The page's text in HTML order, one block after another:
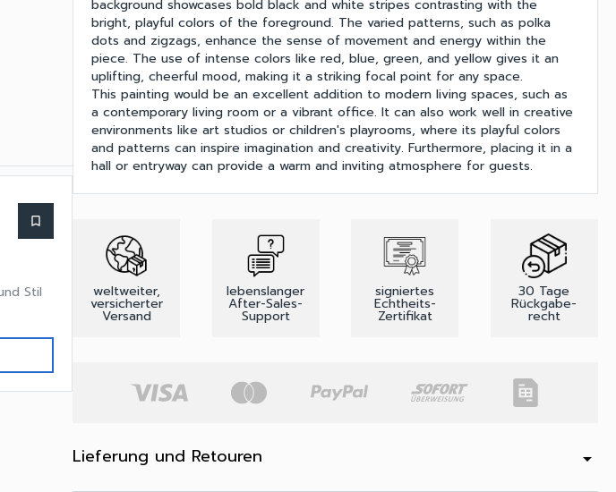
bookmark_border
Stil
background showcases bold black and white stripes contrasting with the
bright, playful colors of the foreground. The varied patterns, such as polka
dots and zigzags, enhance the sense of movement and energy within the
piece. The use of intense colors like red, blue, green, and yellow gives it an
uplifting, cheerful mood, making it a striking focal point for any space.
This painting would be an excellent addition to modern living spaces, such as
a contemporary living room or a vibrant office. It can also work well in creative
environments like art studios or children's playrooms, where its playful colors
and patterns can inspire imagination and creativity. Furthermore, placing it in a
hall or entryway can provide a warm and inviting atmosphere for guests.
weltweiter,
versicherter
Versand
lebenslanger
After-Sales-
Support
signiertes
Echtheits-
Zertifikat
30 Tage
Rückgabe-
recht
Lieferung und Retouren arrow_drop_down